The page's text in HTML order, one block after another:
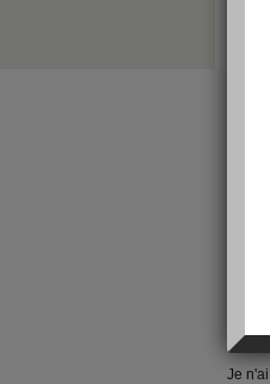
Je
J'ai
c'est
Je